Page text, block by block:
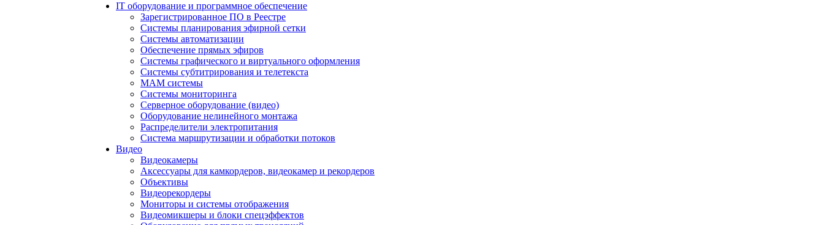
IT оборудование и программное обеспечение
Зарегистрированное ПО в Реестре
Системы планирования эфирной сетки
Системы автоматизации
Обеспечение прямых эфиров
Системы графического и виртуального оформления
Системы субтитрирования и телетекста
MAM системы
Системы мониторинга
Серверное оборудование (видео)
Оборудование нелинейного монтажа
Распределители электропитания
Система маршрутизации и обработки потоков
Видео
Видеокамеры
Аксессуары для камкордеров, видеокамер и рекордеров
Объективы
Видеорекордеры
Мониторы и системы отображения
Видеомикшеры и блоки спецэффектов